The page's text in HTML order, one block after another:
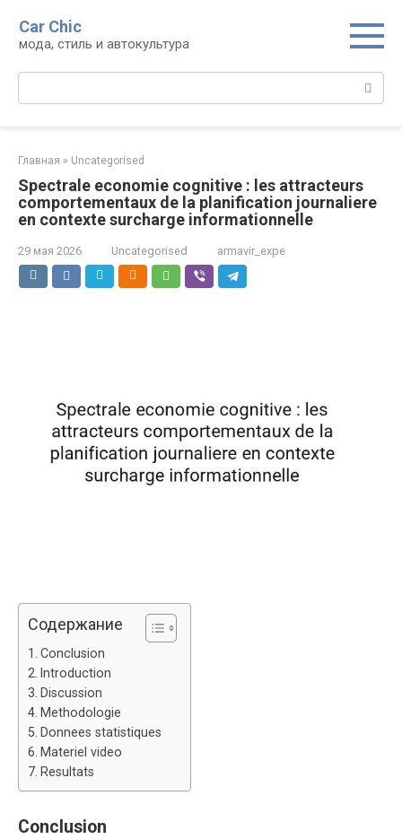
контенту
Car Chic
мода, стиль и автокультура
Поиск:
Главная » Uncategorised
Spectrale economie cognitive : les attracteurs
comportementaux de la planification journaliere
en contexte surcharge informationnelle
29 мая 2026 Uncategorised armavir_expe
Содержание
Conclusion
Introduction
Discussion
Methodologie
Donnees statistiques
Materiel video
Resultats
Conclusion